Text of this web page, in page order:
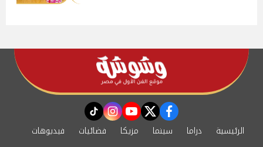
facebook
twitter
youtube
instagram
tiktok
الرئيسية دراما سينما مزيكا فضائيات
فيديوهات